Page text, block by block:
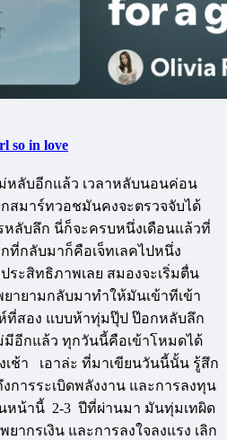
so in love
ลับอีกแล้ว เวลาหลับนอนค่อน
สมาร์ทวอชมันคงจะตรวจจับได้
ลับลึก นี่ก็จะครบหนึ่งเดือนแล้วที่
ที่กลับมาก็คือเจ็ทเลคไปหนึ่ง
ะสิทธิภาพเลย สมองจะเริ่มตื่น
ายามกลับมาทำให้มันเข้าทีเข้า
ที่สอง แบบห้าทุ่มปุ๊ป ป๊อกหลับลึก
อีกแล้ว ทุกวันนี้คือเข้าโหมดได้
เช้า เอาล่ะ ที่มาเขียนวันนี้นั้น รู้สึก
การระเบิดพลังงาน และการลงทุน
หน้านี้ 2-3 ปีที่ผ่านมา มันทุ่มเทผิด
ากรเงิน และการลงใจลงแรง เลิก